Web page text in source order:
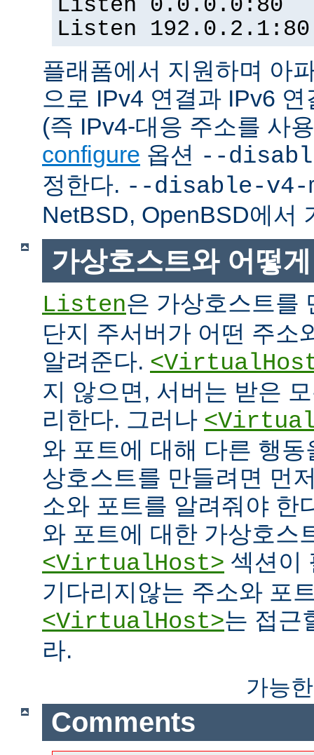
Listen 0.0.0.0:80
Listen 192.0.2.1:80
플래폼에서 지원하며 아
으로 IPv4 연결과 IPv6
(즉 IPv4-대응 주소를 사
configure 옵션 --
정한다. --disable-v4-
NetBSD, OpenBSD에서
가상호스트와 어떻
Listen은 가상호스트를
단지 주서버가 어떤 주소
알려준다.
지 않으면, 서버는 받은
리한다. 그러나
와 포트에 대해 다른 행
상호스트를 만들려면 먼
소와 포트를 알려줘야 한
와 포트에 대한 가상호스
<VirtualHost> 섹션이
기다리지않는 주소와 포
<VirtualHost>는 접근
라.
가능
Comments